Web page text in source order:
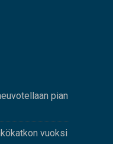
pian
vuoksi